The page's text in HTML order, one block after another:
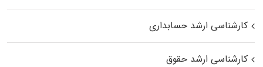
کارشناسی ارشد حسابداری
کارشناسی ارشد حقوق